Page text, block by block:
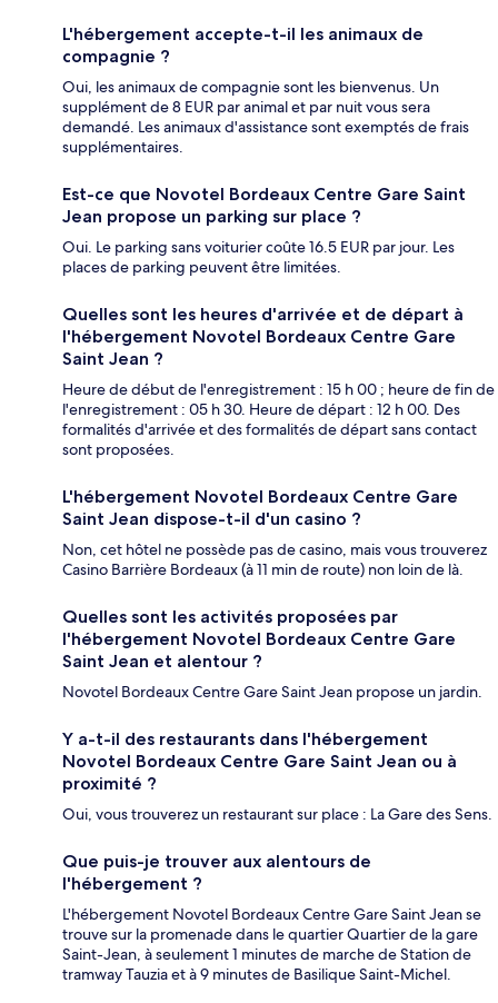
L'hébergement accepte-t-il les animaux de
compagnie ?
Oui, les animaux de compagnie sont les bienvenus. Un
supplément de 8 EUR par animal et par nuit vous sera
demandé. Les animaux d'assistance sont exemptés de frais
supplémentaires.
Est-ce que Novotel Bordeaux Centre Gare Saint
Jean propose un parking sur place ?
Oui. Le parking sans voiturier coûte 16.5 EUR par jour. Les
places de parking peuvent être limitées.
Quelles sont les heures d'arrivée et de départ à
l'hébergement Novotel Bordeaux Centre Gare
Saint Jean ?
Heure de début de l'enregistrement : 15 h 00 ; heure de fin de
l'enregistrement : 05 h 30. Heure de départ : 12 h 00. Des
formalités d'arrivée et des formalités de départ sans contact
sont proposées.
L'hébergement Novotel Bordeaux Centre Gare
Saint Jean dispose-t-il d'un casino ?
Non, cet hôtel ne possède pas de casino, mais vous trouverez
Casino Barrière Bordeaux (à 11 min de route) non loin de là.
Quelles sont les activités proposées par
l'hébergement Novotel Bordeaux Centre Gare
Saint Jean et alentour ?
Novotel Bordeaux Centre Gare Saint Jean propose un jardin.
Y a-t-il des restaurants dans l'hébergement
Novotel Bordeaux Centre Gare Saint Jean ou à
proximité ?
Oui, vous trouverez un restaurant sur place : La Gare des Sens.
Que puis-je trouver aux alentours de
l'hébergement ?
L'hébergement Novotel Bordeaux Centre Gare Saint Jean se
trouve sur la promenade dans le quartier Quartier de la gare
Saint-Jean, à seulement 1 minutes de marche de Station de
tramway Tauzia et à 9 minutes de Basilique Saint-Michel.